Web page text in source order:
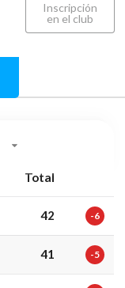
Inscripción
en el club
Total
42 -6
41 -5